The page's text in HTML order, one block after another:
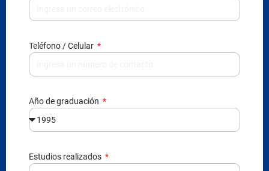
Teléfono / Celular
Año de graduación
Estudios realizados